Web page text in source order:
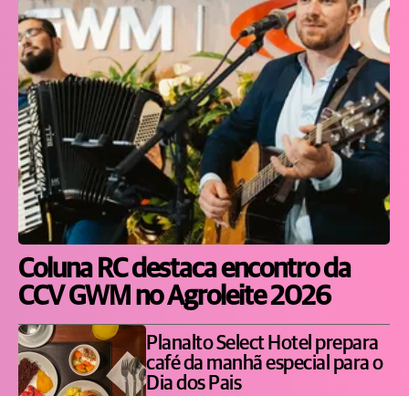
Coluna RC destaca encontro da
CCV GWM no Agroleite 2026
Planalto Select Hotel prepara
café da manhã especial para o
Dia dos Pais